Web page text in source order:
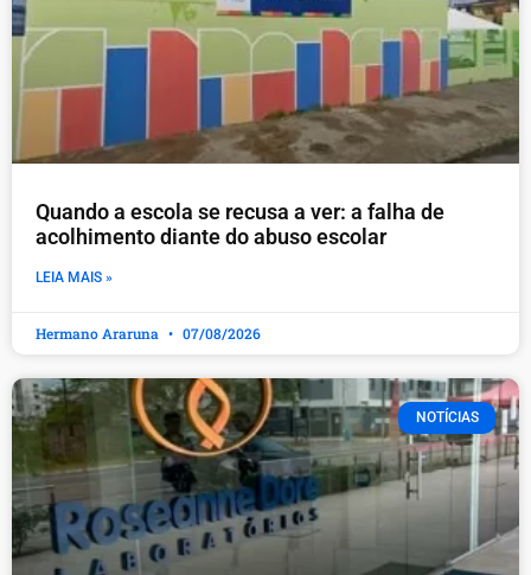
Quando a escola se recusa a ver: a falha de
acolhimento diante do abuso escolar
LEIA MAIS »
Hermano Araruna 07/08/2026
NOTÍCIAS